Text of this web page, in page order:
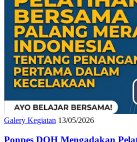
Galery Kegiatan 13/05/2026
Ponpes DQH Mengadakan